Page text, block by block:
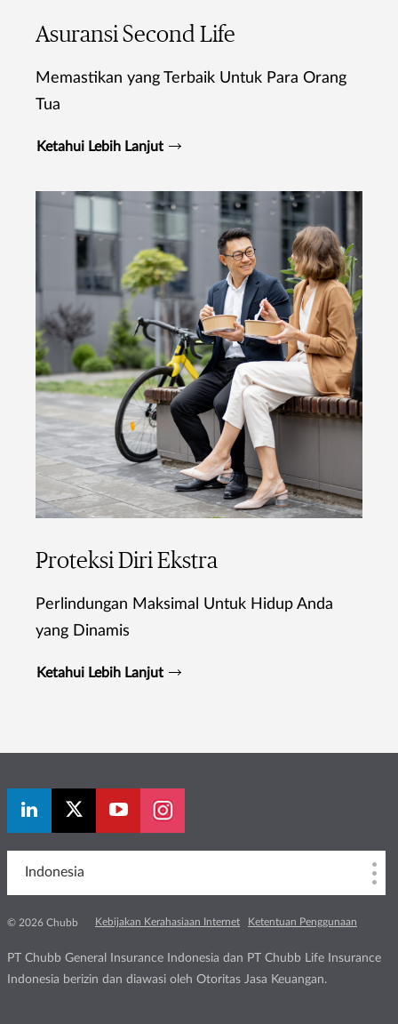
Asuransi Second Life
Memastikan yang Terbaik Untuk Para Orang
Tua
Ketahui Lebih Lanjut
Proteksi Diri Ekstra
Perlindungan Maksimal Untuk Hidup Anda
yang Dinamis
Ketahui Lebih Lanjut
Indonesia
© 2026 Chubb Kebijakan Kerahasiaan Internet Ketentuan Penggunaan
PT Chubb General Insurance Indonesia dan PT Chubb Life Insurance
Indonesia berizin dan diawasi oleh Otoritas Jasa Keuangan.